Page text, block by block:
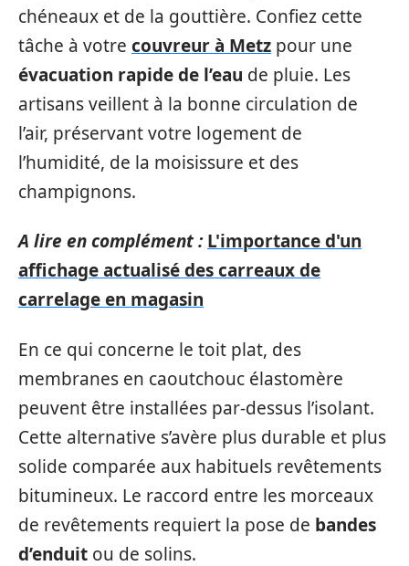
chéneaux et de la gouttière. Confiez cette
tâche à votre couvreur à Metz pour une
évacuation rapide de l’eau de pluie. Les
artisans veillent à la bonne circulation de
l’air, préservant votre logement de
l’humidité, de la moisissure et des
champignons.
A lire en complément : L'importance d'un
affichage actualisé des carreaux de
carrelage en magasin
En ce qui concerne le toit plat, des
membranes en caoutchouc élastomère
peuvent être installées par-dessus l’isolant.
Cette alternative s’avère plus durable et plus
solide comparée aux habituels revêtements
bitumineux. Le raccord entre les morceaux
de revêtements requiert la pose de bandes
d’enduit ou de solins.